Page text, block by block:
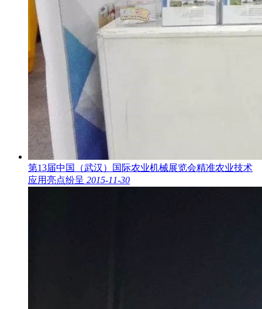
第13届中国（武汉）国际农业机械展览会精准农业技术
应用亮点纷呈 2015-11-30